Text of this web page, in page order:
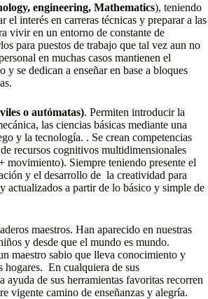
engineering, Mathematics), teniendo
el interés en carreras técnicas y preparar a las
vivir en un entorno de constante de
para puestos de trabajo que tal vez aun no
en muchas casos mantienen el
se dedican a enseñar en base a bloques
o autómatas). Permiten introducir la
las ciencias básicas mediante una
y la tecnología. . Se crean competencias
recursos cognitivos multidimensionales
movimiento). Siempre teniendo presente el
y el desarrollo de la creatividad para
actualizados a partir de lo básico y simple de
maestros. Han aparecido en nuestras
y desde que el mundo es mundo.
maestro sabio que lleva conocimiento y
hogares. En cualquiera de sus
ayuda de sus herramientas favoritas recorren
vigente camino de enseñanzas y alegría.